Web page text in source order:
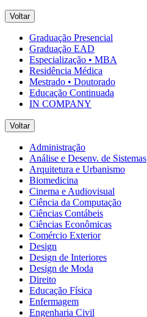
Voltar
Graduação Presencial
Graduação EAD
Especialização • MBA
Residência Médica
Mestrado • Doutorado
Educação Continuada
IN COMPANY
Voltar
Administração
Análise e Desenv. de Sistemas
Arquitetura e Urbanismo
Biomedicina
Cinema e Audiovisual
Ciência da Computação
Ciências Contábeis
Ciências Econômicas
Comércio Exterior
Design
Design de Interiores
Design de Moda
Direito
Educação Física
Enfermagem
Engenharia Civil